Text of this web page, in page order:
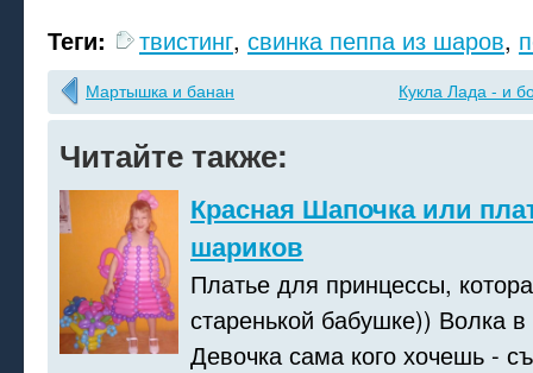
Теги:
твистинг, свинка пеппа из шаров,
Мартышка и банан Кукла Лада - и
Читайте также:
Красная Шапочка или
шариков
Платье для принцессы,
старенькой бабушке)) Волка в
Девочка сама кого хочешь -